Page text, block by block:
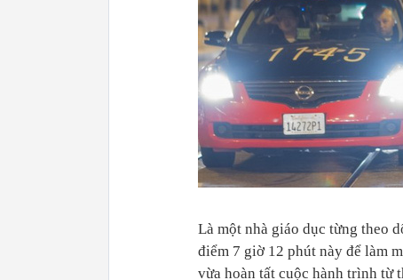
Là một nhà giáo dục từng theo
điểm 7 giờ 12 phút này để làm
vừa hoàn tất cuộc hành trình từ